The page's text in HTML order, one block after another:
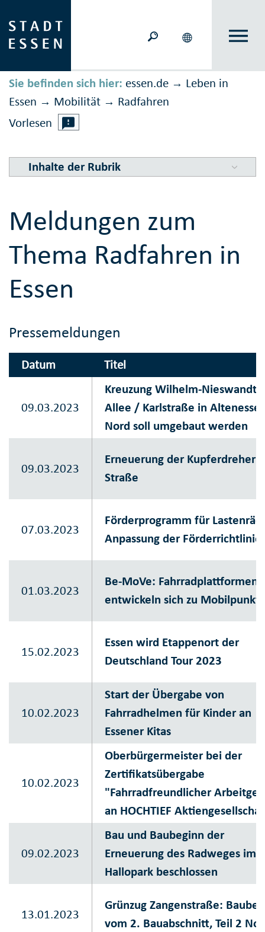
Sie befinden sich hier: essen.de → Leben in
Essen → Mobilität → Rad­fahren
Vorlesen
Inhalte der Rubrik
Meldungen zum
Thema Radfahren in
Essen
Pressemeldungen
Datum Titel
09.03.2023
Kreuzung Wilhelm-Nieswandt-
Allee / Karlstraße in
Nord soll umgebaut werden
09.03.2023
Erneuerung der Kupferdreher
Straße
07.03.2023
Förderprogramm für
Anpassung der Förderrichtlinie
01.03.2023
Be-MoVe: Fahrradplattformen
entwickeln sich zu
15.02.2023
Essen wird Etappenort der
Deutschland Tour 2023
10.02.2023
Start der Übergabe von
Fahrradhelmen für Kinder an
Essener Kitas
10.02.2023
Oberbürgermeister bei der
Zertifikatsübergabe
"Fahrradfreundlicher
an HOCHTIEF
09.02.2023
Bau und Baubeginn der
Erneuerung des Radweges im
Hallopark beschlossen
13.01.2023
Grünzug Zangenstraße:
vom 2. Bauabschnitt, Teil 2